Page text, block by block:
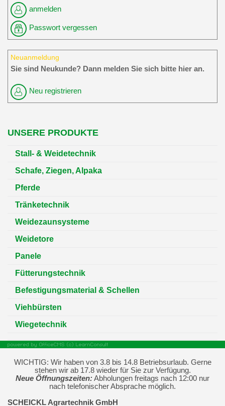
anmelden
Passwort vergessen
Neuanmeldung
Sie sind Neukunde? Dann melden Sie sich bitte hier an.
Neu registrieren
UNSERE PRODUKTE
Stall- & Weidetechnik
Schafe, Ziegen, Alpaka
Pferde
Tränketechnik
Weidezaunsysteme
Weidetore
Panele
Fütterungstechnik
Befestigungsmaterial & Schellen
Viehbürsten
Wiegetechnik
WICHTIG: Wir haben von 3.8 bis 14.8 Betriebsurlaub. Gerne
stehen wir ab 17.8 wieder für Sie zur Verfügung.
Neue Öffnungszeiten: Abholungen freitags nach 12:00 nur
nach telefonischer Absprache möglich.
SCHEICKL Agrartechnik GmbH